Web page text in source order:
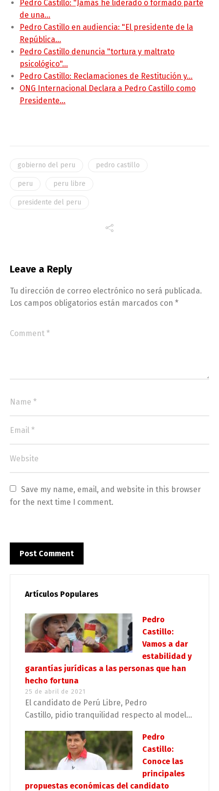
Pedro Castillo: "Jamás he liderado o formado parte
de una…
Pedro Castillo en audiencia: "El presidente de la
República…
Pedro Castillo denuncia "tortura y maltrato
psicológico"…
Pedro Castillo: Reclamaciones de Restitución y…
ONG Internacional Declara a Pedro Castillo como
Presidente…
gobierno del peru pedro castillo
peru peru libre
presidente del peru
Leave a Reply
Tu dirección de correo electrónico no será publicada.
Los campos obligatorios están marcados con *
Save my name, email, and website in this browser
for the next time I comment.
Artículos Populares
Pedro
Castillo:
Vamos a dar
estabilidad y
garantías jurídicas a las personas que han
hecho fortuna
25 de abril de 2021
El candidato de Perú Libre, Pedro
Castillo, pidio tranquilidad respecto al model...
Pedro
Castillo:
Conoce las
principales
propuestas económicas del candidato